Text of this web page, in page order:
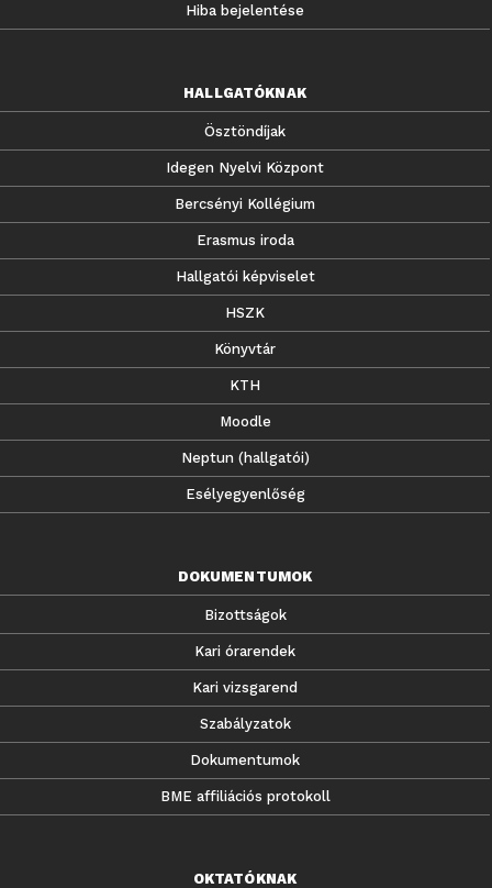
Hiba bejelentése
HALLGATÓKNAK
Ösztöndíjak
Idegen Nyelvi Központ
Bercsényi Kollégium
Erasmus iroda
Hallgatói képviselet
HSZK
Könyvtár
KTH
Moodle
Neptun (hallgatói)
Esélyegyenlőség
DOKUMENTUMOK
Bizottságok
Kari órarendek
Kari vizsgarend
Szabályzatok
Dokumentumok
BME affiliációs protokoll
OKTATÓKNAK